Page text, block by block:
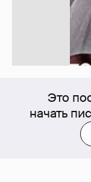
Это
начать